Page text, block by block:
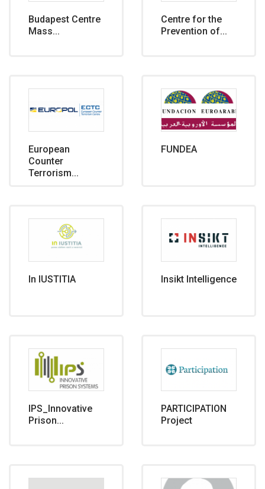
Budapest Centre
Mass...
Centre for the
Prevention of...
European
Counter
Terrorism...
FUNDEA
In IUSTITIA Insikt Intelligence
IPS_Innovative
Prison...
PARTICIPATION
Project